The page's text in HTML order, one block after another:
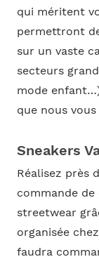
qui méritent
permettront
sur un vaste
secteurs
mode
que nous
Sneakers
Réalisez près
commande de
streetwear
organisée
faudra